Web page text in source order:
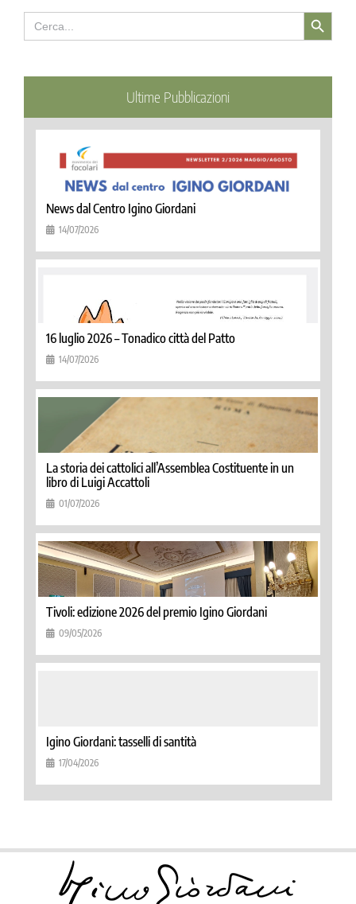
Search
for:
Search Button
Ultime Pubblicazioni
News dal Centro Igino Giordani
14/07/2026
16 luglio 2026 – Tonadico città del Patto
14/07/2026
La storia dei cattolici all’Assemblea Costituente in un
libro di Luigi Accattoli
01/07/2026
Tivoli: edizione 2026 del premio Igino Giordani
09/05/2026
Igino Giordani: tasselli di santità
17/04/2026